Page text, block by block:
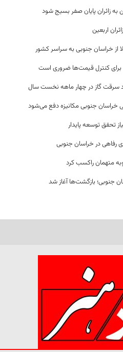
زائران پایان صفر بسیج شود
کنترل قیمت‌ها ضروری است
خراسان جنوبی مکانیزه دفع می‌شود
تحقق توسعه پایدار
رفاهی در خراسان جنوبی
متهمان راکسب کرد